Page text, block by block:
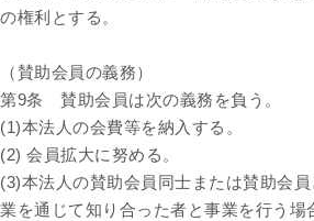
の権利とする。
（賛助会員の義務）
第9条 賛助会員は次の義務を負う。
(1)本法人の会費等を納入する。
(2) 会員拡大に努める。
(3)本法人の賛助会員同士または賛助会
業を通じて知り合った者と事業を行う場